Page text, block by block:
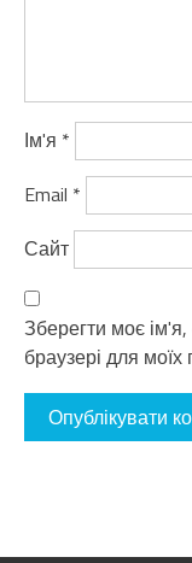
Ім'я *
Email *
Сайт
Зберегти моє
браузері для